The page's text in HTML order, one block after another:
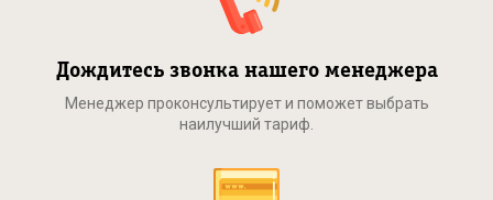
Дождитесь звонка нашего менеджера
Менеджер проконсультирует и поможет выбрать
наилучший тариф.